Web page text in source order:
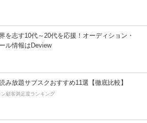
を志す10代～20代を応援！オーディション・
ル情報はDeview
み放題サブスクおすすめ11選【徹底比較】
ン顧客満足度ランキング